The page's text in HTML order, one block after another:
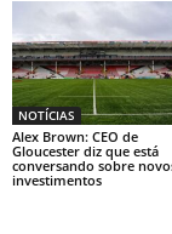
NOTÍCIAS
Alex Brown: CEO de
Gloucester diz que está
conversando sobre
investimentos